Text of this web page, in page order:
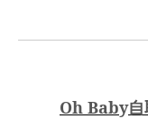
Oh Baby